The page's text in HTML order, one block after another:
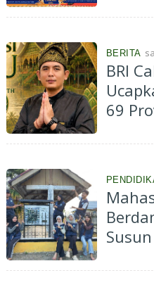
BERITA
BRI
69
untuk